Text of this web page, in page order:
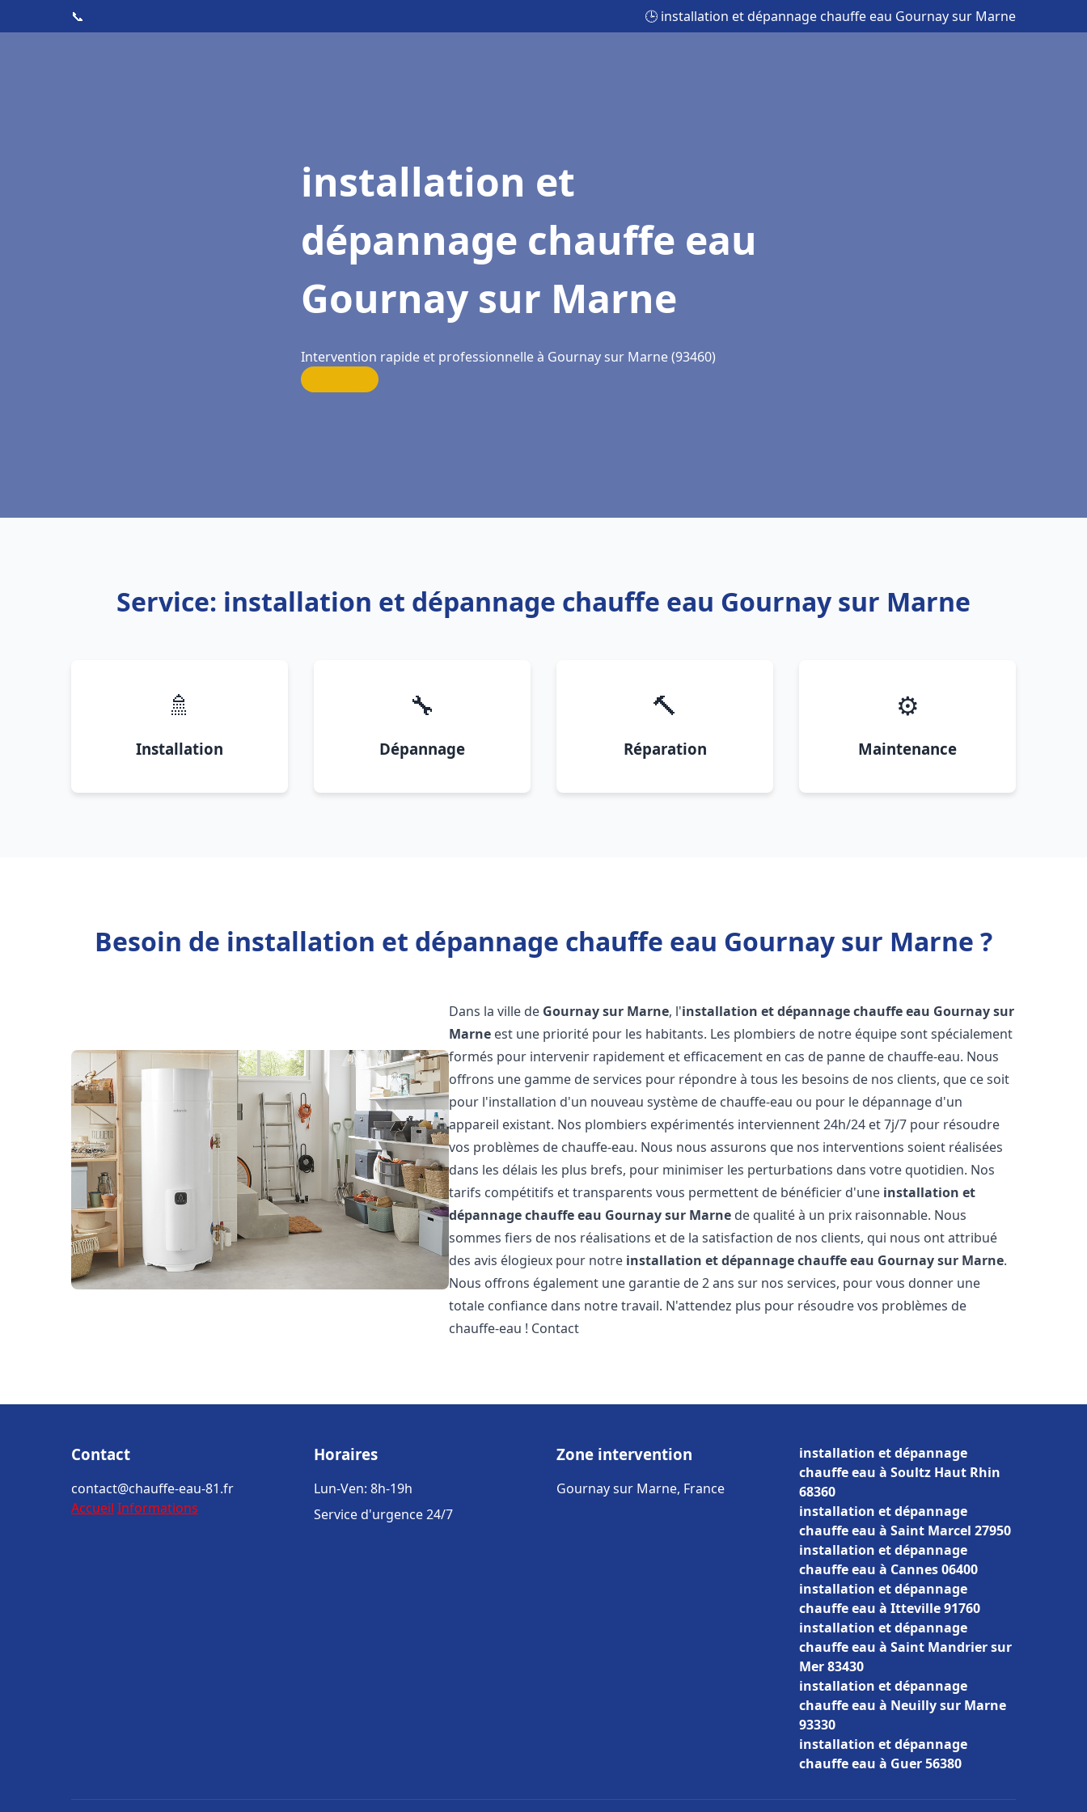
📞 🕒 installation et dépannage chauffe eau Gournay sur Marne
installation et
dépannage chauffe eau
Gournay sur Marne
Intervention rapide et professionnelle à Gournay sur Marne (93460)
Service: installation et dépannage chauffe eau Gournay sur Marne
🚿
Installation
🔧
Dépannage
🔨
Réparation
⚙️
Maintenance
Besoin de installation et dépannage chauffe eau Gournay sur Marne ?
Dans la ville de Gournay sur Marne, l'installation et dépannage chauffe eau Gournay sur
Marne est une priorité pour les habitants. Les plombiers de notre équipe sont spécialement
formés pour intervenir rapidement et efficacement en cas de panne de chauffe-eau. Nous
offrons une gamme de services pour répondre à tous les besoins de nos clients, que ce soit
pour l'installation d'un nouveau système de chauffe-eau ou pour le dépannage d'un
appareil existant. Nos plombiers expérimentés interviennent 24h/24 et 7j/7 pour résoudre
vos problèmes de chauffe-eau. Nous nous assurons que nos interventions soient réalisées
dans les délais les plus brefs, pour minimiser les perturbations dans votre quotidien. Nos
tarifs compétitifs et transparents vous permettent de bénéficier d'une installation et
dépannage chauffe eau Gournay sur Marne de qualité à un prix raisonnable. Nous
sommes fiers de nos réalisations et de la satisfaction de nos clients, qui nous ont attribué
des avis élogieux pour notre installation et dépannage chauffe eau Gournay sur Marne.
Nous offrons également une garantie de 2 ans sur nos services, pour vous donner une
totale confiance dans notre travail. N'attendez plus pour résoudre vos problèmes de
chauffe-eau ! Contact
Contact
contact@chauffe-eau-81.fr
Accueil Informations
Horaires
Lun-Ven: 8h-19h
Service d'urgence 24/7
Zone intervention
Gournay sur Marne, France
installation et dépannage
chauffe eau à Soultz Haut Rhin
68360
installation et dépannage
chauffe eau à Saint Marcel 27950
installation et dépannage
chauffe eau à Cannes 06400
installation et dépannage
chauffe eau à Itteville 91760
installation et dépannage
chauffe eau à Saint Mandrier sur
Mer 83430
installation et dépannage
chauffe eau à Neuilly sur Marne
93330
installation et dépannage
chauffe eau à Guer 56380